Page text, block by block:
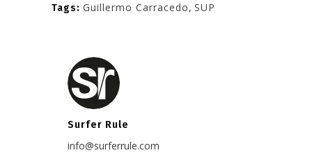
Tags: Guillermo Carracedo, SUP
Surfer Rule
info@surferrule.com